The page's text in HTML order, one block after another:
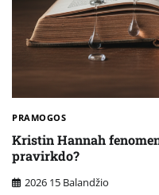
PRAMOGOS
Kristin Hannah
pravirkdo?
2026 15 Balandžio